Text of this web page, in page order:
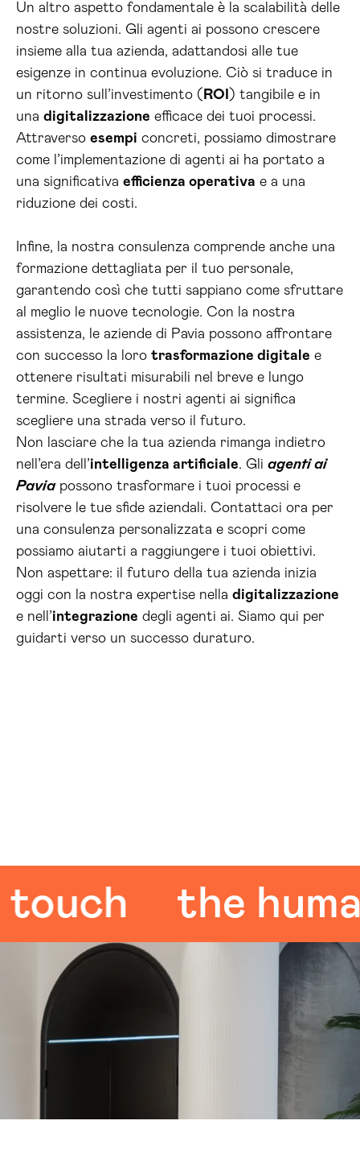
Un altro aspetto fondamentale è la scalabilità delle
nostre soluzioni. Gli agenti ai possono crescere
insieme alla tua azienda, adattandosi alle tue
esigenze in continua evoluzione. Ciò si traduce in
un ritorno sull’investimento ( ROI ) tangibile e in
una digitalizzazione efficace dei tuoi processi.
Attraverso esempi concreti, possiamo dimostrare
come l’implementazione di agenti ai ha portato a
una significativa efficienza operativa e a una
riduzione dei costi.
Infine, la nostra consulenza comprende anche una
formazione dettagliata per il tuo personale,
garantendo così che tutti sappiano come sfruttare
al meglio le nuove tecnologie. Con la nostra
assistenza, le aziende di Pavia possono affrontare
con successo la loro trasformazione digitale e
ottenere risultati misurabili nel breve e lungo
termine. Scegliere i nostri agenti ai significa
scegliere una strada verso il futuro.
Non lasciare che la tua azienda rimanga indietro
nell’era dell’intelligenza artificiale. Gli agenti ai
Paviapossono trasformare i tuoi processi e
risolvere le tue sfide aziendali. Contattaci ora per
una consulenza personalizzata e scopri come
possiamo aiutarti a raggiungere i tuoi obiettivi.
Non aspettare: il futuro della tua azienda inizia
oggi con la nostra expertise nella digitalizzazione
e nell’integrazione degli agenti ai. Siamo qui per
guidarti verso un successo duraturo.
the human